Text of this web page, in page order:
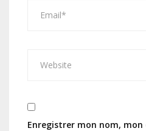
Enregistrer mon nom,